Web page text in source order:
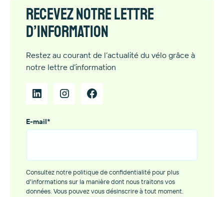
Recevez notre lettre
d’information
Restez au courant de l’actualité du vélo grâce à
notre lettre d’information
E-mail*
Consultez notre politique de confidentialité pour plus
d'informations sur la manière dont nous traitons vos
données. Vous pouvez vous désinscrire à tout moment.